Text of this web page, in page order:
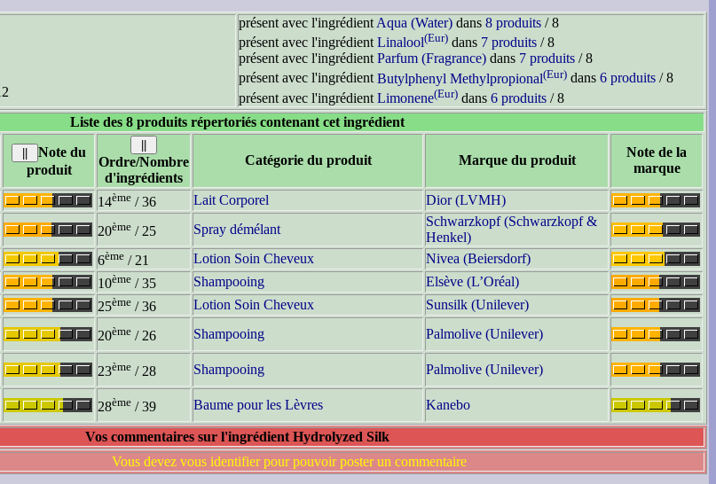
présent avec l'ingrédient Aqua (Water) dans 8 produits / 8
présent avec l'ingrédient Linalool(Eur) dans 7 produits / 8
présent avec l'ingrédient Parfum (Fragrance) dans 7 produits / 8
présent avec l'ingrédientButylphenyl Methylpropional(Eur) dans 6 produits / 8
présent avec l'ingrédient Limonene(Eur) dans 6 produits / 8
Liste des 8 produits répertoriés contenant cet ingrédient
Note du
produit
Ordre/Nombre
d'ingrédients
Catégorie du produit Marque du produit
Note de la
marque
14ème / 36 Lait Corporel
Dior (LVMH)
20ème / 25 Spray démélant
Schwarzkopf (Schwarzkopf &
Henkel)
6ème / 21 Lotion Soin Cheveux
Nivea (Beiersdorf)
10ème / 35 Shampooing
Elsève (L’Oréal)
25ème / 36 Lotion Soin Cheveux
Sunsilk (Unilever)
20ème / 26 Shampooing
Palmolive (Unilever)
23ème / 28 Shampooing
Palmolive (Unilever)
28ème / 39 Baume pour les Lèvres Kanebo
Vos commentaires sur l'ingrédient Hydrolyzed Silk
Vous devez vous identifier pour pouvoir poster un commentaire